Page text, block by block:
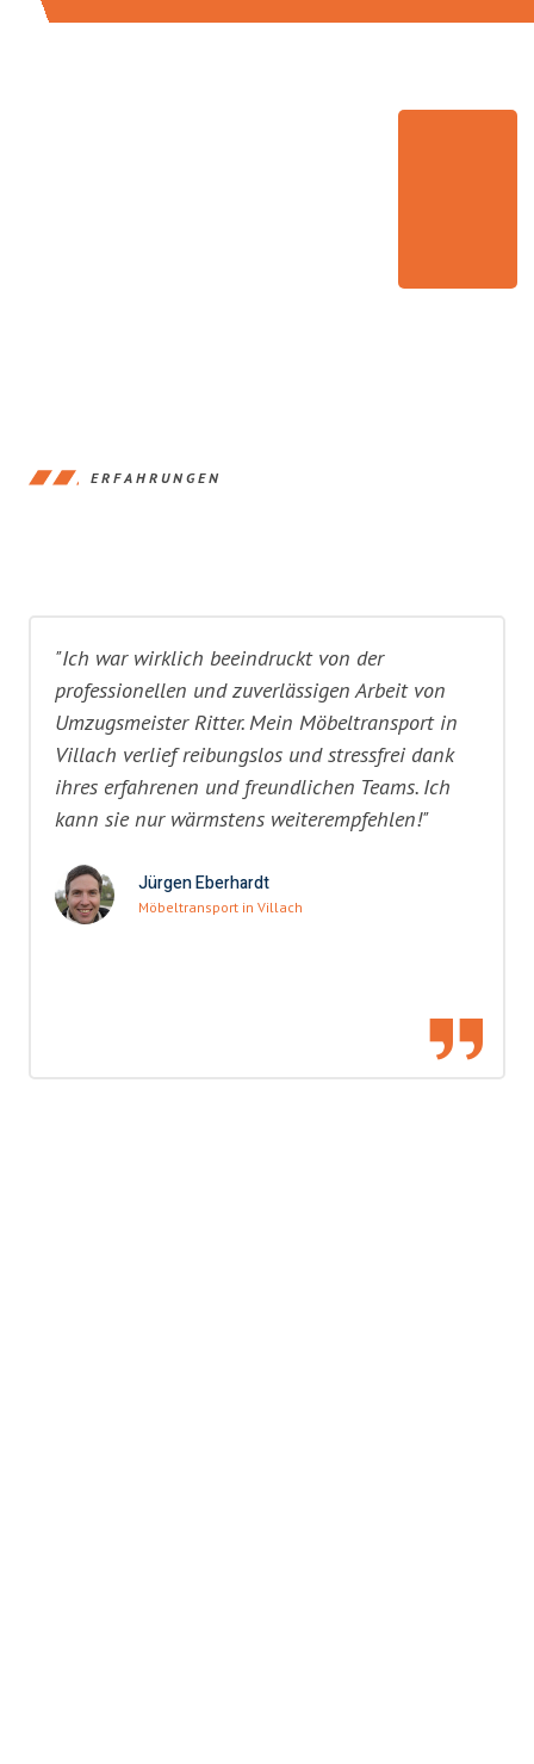
ERFAHRUNGEN
"Ich war wirklich beeindruckt von der
professionellen und zuverlässigen Arbeit von
Umzugsmeister Ritter. Mein Möbeltransport in
Villach verlief reibungslos und stressfrei dank
ihres erfahrenen und freundlichen Teams. Ich
kann sie nur wärmstens weiterempfehlen!"
Jürgen Eberhardt
Möbeltransport in Villach